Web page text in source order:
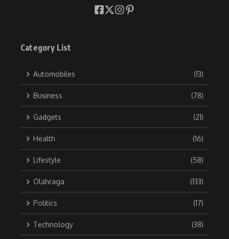
Category List
Automobiles (13)
Business (78)
Gadgets (21)
Health (16)
Lifestyle (58)
Olahraga (133)
Politics (17)
Technology (38)